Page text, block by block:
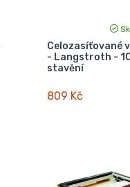
Celozasíťované
- Langstroth -
stavění
809 Kč